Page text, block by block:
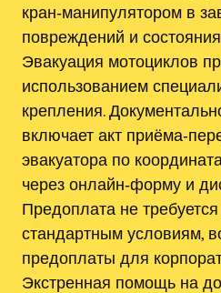
кран‑манипулятором в
повреждений и
Эвакуация мотоциклов
использованием
крепления.
включает акт
эвакуатора по
через онлайн‑форму и
Предоплата не
стандартным условиям,
предоплаты для
Экстренная помощь на